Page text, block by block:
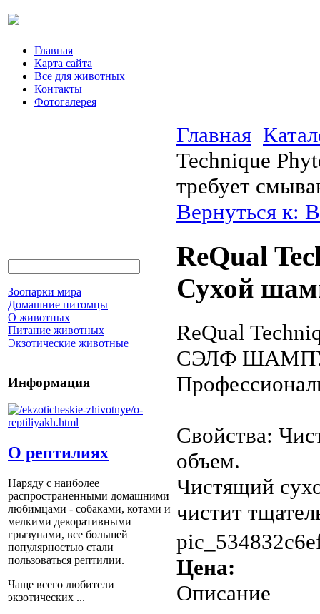
Главная
Карта сайта
Все для животных
Контакты
Фотогалерея
Зоопарки мира
Домашние питомцы
О животных
Питание животных
Экзотические животные
Информация
О рептилиях
Наряду с наиболее
распространенными домашними
любимцами - собаками, котами и
мелкими декоративными
грызунами, все большей
популярностью стали
пользоваться рептилии.
Чаще всего любители
экзотических ...
Главная
Technique
требует
Вернуться к:
ReQual
Сухой
ReQual
СЭЛФ
Свойства:
объем.
Чистящий
чистит
Цена:
Описание